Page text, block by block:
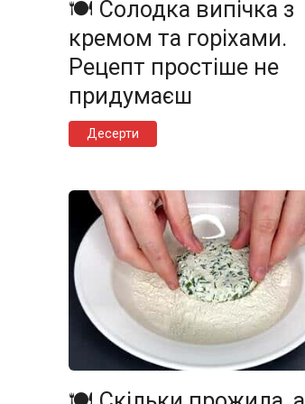
🍽️ Солодка випічка з
кремом та горіхами.
Рецепт простіше не
придумаєш
Десерти